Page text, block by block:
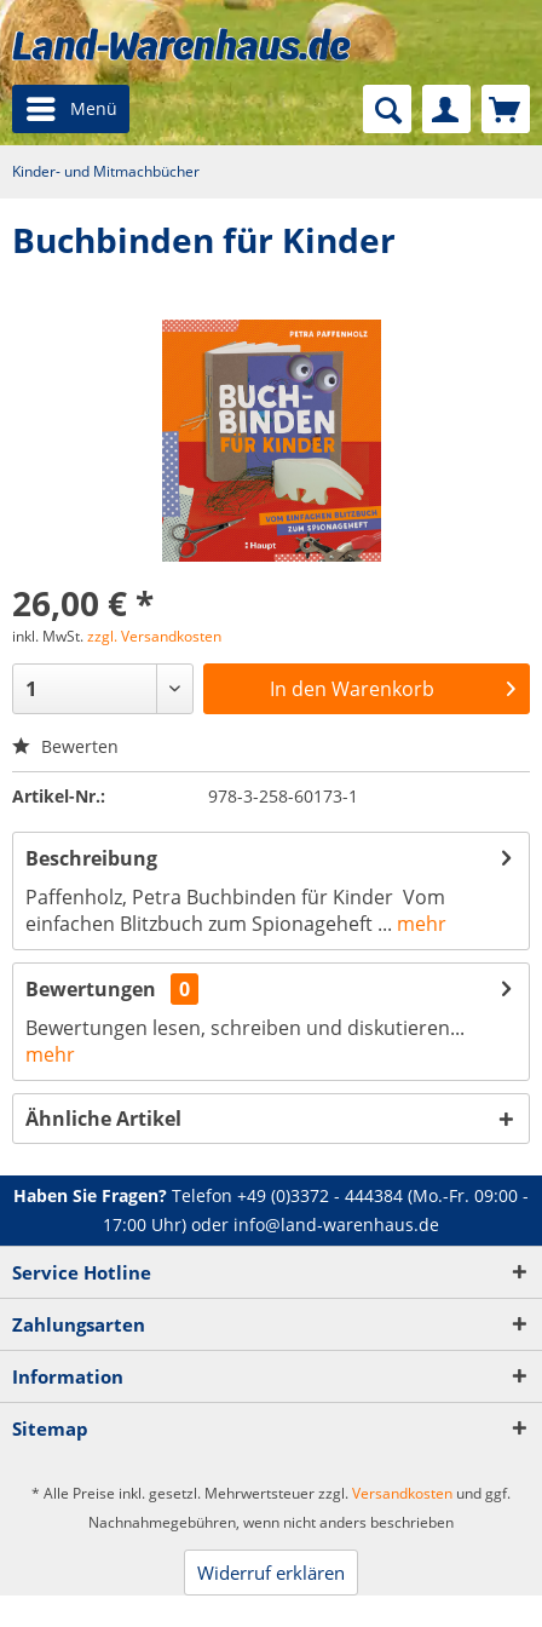
Menü
Kinder- und Mitmachbücher
Buchbinden für Kinder
26,00 € *
inkl. MwSt.zzgl. Versandkosten
In den Warenkorb
Bewerten
Artikel-Nr.: 978-3-258-60173-1
Beschreibung
Paffenholz, Petra Buchbinden für Kinder Vom
einfachen Blitzbuch zum Spionageheft ... mehr
Bewertungen
0
Bewertungen lesen, schreiben und diskutieren...
mehr
Ähnliche Artikel
Haben Sie Fragen? Telefon +49 (0)3372 - 444384 (Mo.-Fr. 09:00 -
17:00 Uhr) oder info@land-warenhaus.de
Service Hotline
Zahlungsarten
Information
Sitemap
* Alle Preise inkl. gesetzl. Mehrwertsteuer zzgl.Versandkosten und ggf.
Nachnahmegebühren, wenn nicht anders beschrieben
Widerruf erklären